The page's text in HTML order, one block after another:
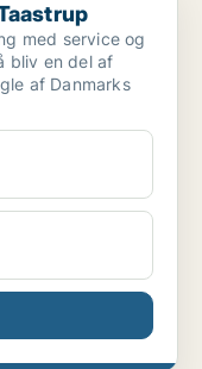
med service og
bliv en del af
af Danmarks